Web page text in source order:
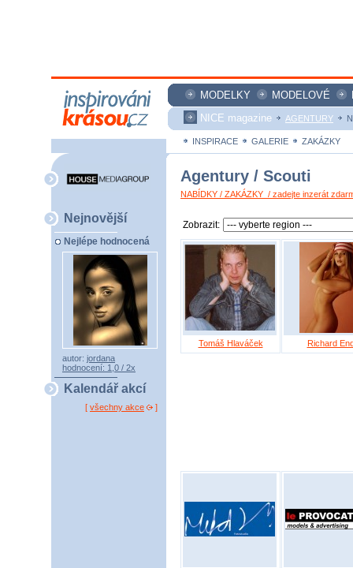
MODELKY MODELOVÉ
NICE magazine
AGENTURY
INSPIRACE GALERIE ZAKÁZKY
Nejnovější
Nejlépe hodnocená
autor: jordana
hodnocení: 1,0 / 2x
Kalendář akcí
[ všechny akce ]
Agentury / Scouti
NABÍDKY / ZAKÁZKY / zadejte inzerát
Zobrazit:
Tomáš Hlaváček Richard